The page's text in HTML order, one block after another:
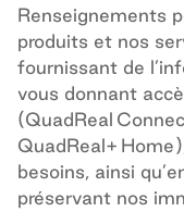
Renseignements
produits et nos
fournissant de
vous donnant
(QuadReal
QuadReal+
besoins, ainsi
préservant nos